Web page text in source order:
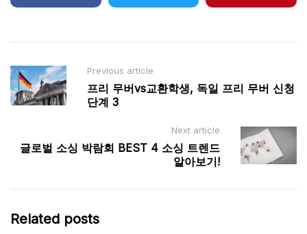
Post
navigation
Previous article
프리 무버vs교환학생, 독일 프리 무버 신청
단계 3
Next article
글로벌 소싱 박람회 BEST 4 소싱 트렌드
알아보기!
Related posts